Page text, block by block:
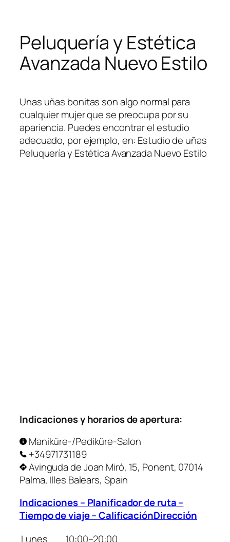
Peluquería y Estética
Avanzada Nuevo Estilo
Unas uñas bonitas son algo normal para
cualquier mujer que se preocupa por su
apariencia. Puedes encontrar el estudio
adecuado, por ejemplo, en: Estudio de uñas
Peluquería y Estética Avanzada Nuevo Estilo
Indicaciones y horarios de apertura:
Maniküre-/Pediküre-Salon
+34971731189
Avinguda de Joan Miró, 15, Ponent, 07014
Palma, Illes Balears, Spain
Indicaciones – Planificador de ruta –
Tiempo de viaje – CalificaciónDirección
Lunes
10:00–20:00